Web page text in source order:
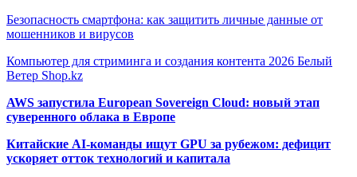
Безопасность смартфона: как защитить личные данные от
мошенников и вирусов
Компьютер для стриминга и создания контента 2026 Белый
Ветер Shop.kz
AWS запустила European Sovereign Cloud: новый этап
суверенного облака в Европе
Китайские AI-команды ищут GPU за рубежом: дефицит
ускоряет отток технологий и капитала